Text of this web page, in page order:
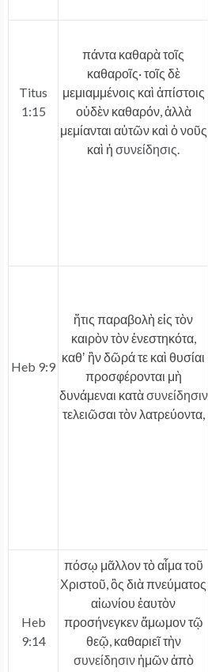
Titus
1:15
πάντα καθαρὰ τοῖς
καθαροῖς· τοῖς δὲ
μεμιαμμένοις καὶ ἀπίστοις
οὐδὲν καθαρόν, ἀλλὰ
μεμίανται αὐτῶν καὶ ὁ νοῦς
καὶ ἡ συνείδησις.
Heb 9:9
ἥτις παραβολὴ εἰς τὸν
καιρὸν τὸν ἐνεστηκότα,
καθʼ ἣν δῶρά τε καὶ θυσίαι
προσφέρονται μὴ
δυνάμεναι κατὰσυνείδησιν
τελειῶσαι τὸν λατρεύοντα,
Heb
9:14
πόσῳ μᾶλλον τὸ αἷμα τοῦ
Χριστοῦ, ὃς διὰ πνεύματος
αἰωνίου ἑαυτὸν
προσήνεγκεν ἄμωμον τῷ
θεῷ, καθαριεῖ τὴν
συνείδησινἡμῶν ἀπὸ